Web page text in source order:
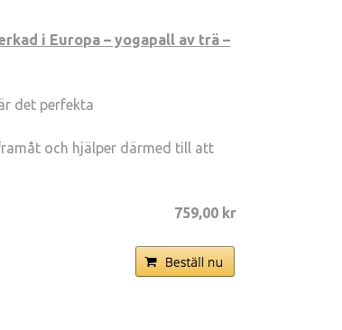
i Europa – yogapall av trä –
det perfekta
och hjälper därmed till att
759,00 kr